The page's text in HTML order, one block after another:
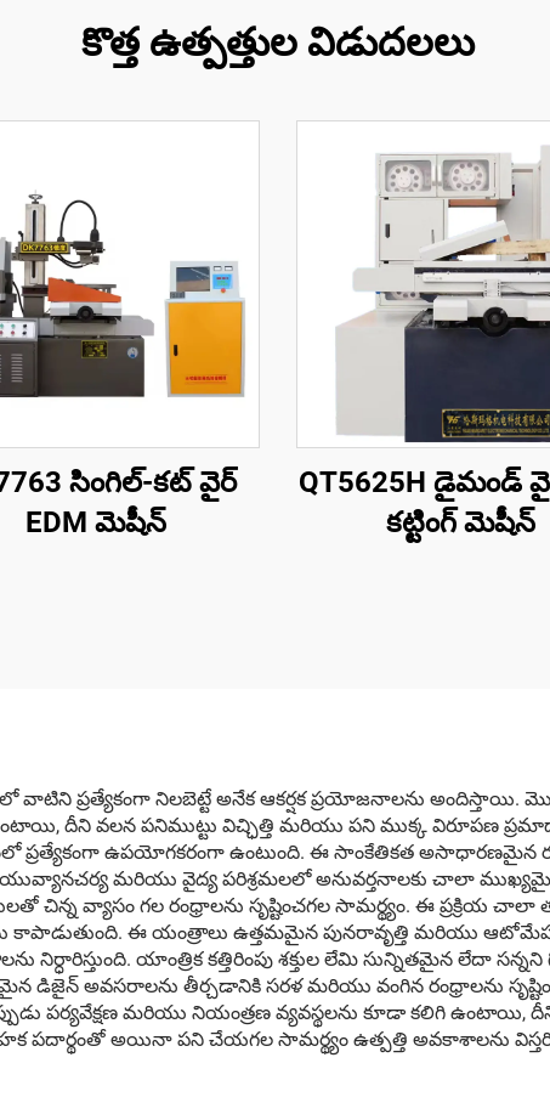
కొత్త ఉత్పత్తుల విడుదలలు
సింగిల్-కట్ వైర్
EDM మెషీన్
QT5625H డైమండ్
కట్టింగ్ మెషీన్
వాటిని ప్రత్యేకంగా నిలబెట్టే అనేక ఆకర్షక ప్రయోజనాలను అందిస్తాయి.
దీని వలన పనిముట్టు విచ్ఛిత్తి మరియు పని ముక్క విరూపణ
ఉపయోగకరంగా ఉంటుంది. ఈ సాంకేతికత అసాధారణమైన
మరియు వైద్య పరిశ్రమలలో అనువర్తనాలకు చాలా
చిన్న వ్యాసం గల రంధ్రాలను సృష్టించగల సామర్థ్యం. ఈ ప్రక్రియ చాలా
ఈ యంత్రాలు ఉత్తమమైన పునరావృత్తి మరియు
నిర్ధారిస్తుంది. యాంత్రిక కత్తిరింపు శక్తుల లేమి సున్నితమైన
డిజైన్ అవసరాలను తీర్చడానికి సరళ మరియు వంగిన రంధ్రాలను
పర్యవేక్షణ మరియు నియంత్రణ వ్యవస్థలను కూడా కలిగి ఉంటాయి,
పదార్థంతో అయినా పని చేయగల సామర్థ్యం ఉత్పత్తి అవకాశాలను